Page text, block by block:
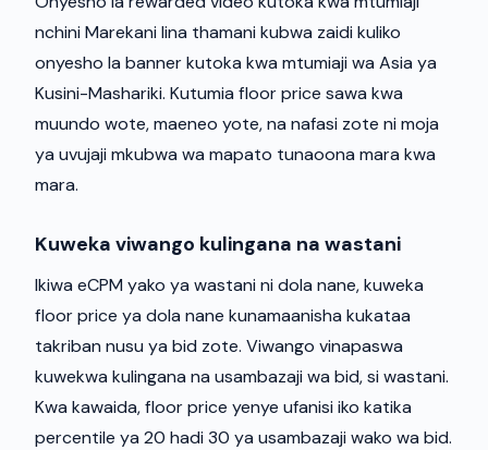
nchini Marekani lina thamani kubwa zaidi kuliko
onyesho la banner kutoka kwa mtumiaji wa Asia ya
Kusini-Mashariki. Kutumia floor price sawa kwa
muundo wote, maeneo yote, na nafasi zote ni moja
ya uvujaji mkubwa wa mapato tunaoona mara kwa
mara.
Kuweka viwango kulingana na wastani
Ikiwa eCPM yako ya wastani ni dola nane, kuweka
floor price ya dola nane kunamaanisha kukataa
takriban nusu ya bid zote. Viwango vinapaswa
kuwekwa kulingana na usambazaji wa bid, si wastani.
Kwa kawaida, floor price yenye ufanisi iko katika
percentile ya 20 hadi 30 ya usambazaji wako wa bid.